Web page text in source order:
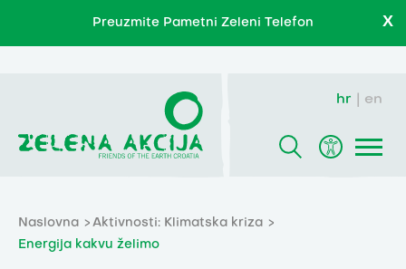
Preuzmite Pametni Zeleni Telefon X
hr en
Naslovna
Aktivnosti: Klimatska kriza
Energija kakvu želimo